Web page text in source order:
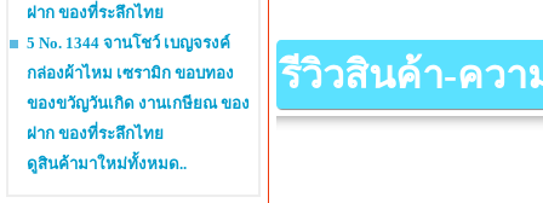
ฝาก ของที่ระลึกไทย
5 No. 1344 จานโชว์ เบญจรงค์
กล่องผ้าไหม เซรามิก ขอบทอง
ของขวัญวันเกิด งานเกษียณ ของ
ฝาก ของที่ระลึกไทย
ดูสินค้ามาใหม่ทั้งหมด..
รีวิวสินค้า-ควา